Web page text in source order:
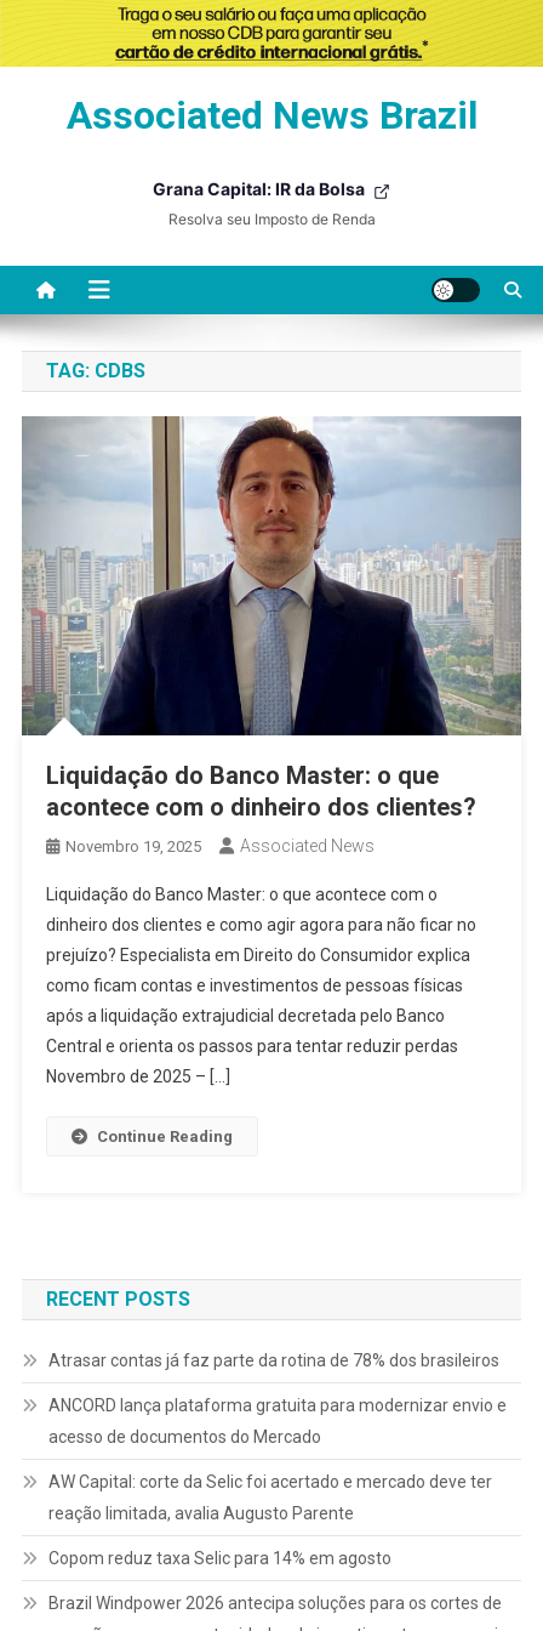
Associated News Brazil
Grana Capital: IR da Bolsa
Resolva seu Imposto de Renda
TAG: CDBS
Liquidação do Banco Master: o que
acontece com o dinheiro dos clientes?
Novembro 19, 2025 Associated News
Liquidação do Banco Master: o que acontece com o
dinheiro dos clientes e como agir agora para não ficar no
prejuízo? Especialista em Direito do Consumidor explica
como ficam contas e investimentos de pessoas físicas
após a liquidação extrajudicial decretada pelo Banco
Central e orienta os passos para tentar reduzir perdas
Novembro de 2025 – […]
Continue Reading
RECENT POSTS
Atrasar contas já faz parte da rotina de 78% dos brasileiros
ANCORD lança plataforma gratuita para modernizar envio e
acesso de documentos do Mercado
AW Capital: corte da Selic foi acertado e mercado deve ter
reação limitada, avalia Augusto Parente
Copom reduz taxa Selic para 14% em agosto
Brazil Windpower 2026 antecipa soluções para os cortes de